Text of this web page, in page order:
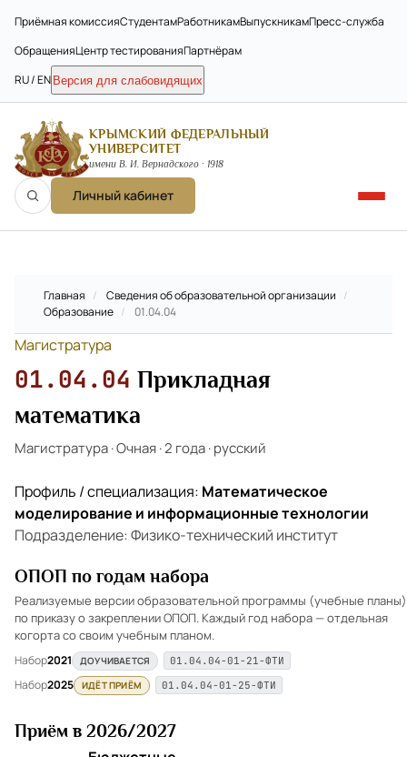
Приёмная комиссияСтудентамРаботникамВыпускникамПресс-служба
ОбращенияЦентр тестированияПартнёрам
RU / EN Версия для слабовидящих
КРЫМСКИЙ ФЕДЕРАЛЬНЫЙ
УНИВЕРСИТЕТ
имени В. И. Вернадского · 1918
Личный кабинет
Главная / Сведения об образовательной организации /
Образование / 01.04.04
Магистратура
01.04.04 Прикладная
математика
Магистратура·Очная·2 года·русский
Профиль / специализация: Математическое
моделирование и информационные технологии
Подразделение: Физико-технический институт
ОПОП по годам набора
Реализуемые версии образовательной программы (учебные планы)
по приказу о закреплении ОПОП. Каждый год набора — отдельная
когорта со своим учебным планом.
Набор2021 ДОУЧИВАЕТСЯ 01.04.04-01-21-ФТИ
Набор2025 ИДЁТ ПРИЁМ 01.04.04-01-25-ФТИ
Приём в 2026/2027